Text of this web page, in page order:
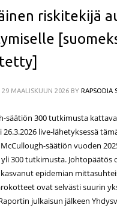
riskitekijä
29 MAALISKUUN 2026 BY RAPSODIA
säätiön 300 tutkimusta
26.3.2026 live-lähetyksessä
säätiön vuoden
300 tutkimusta. Johtopäätös
epidemian
ovat selvästi suurin
julkaisun jälkeen